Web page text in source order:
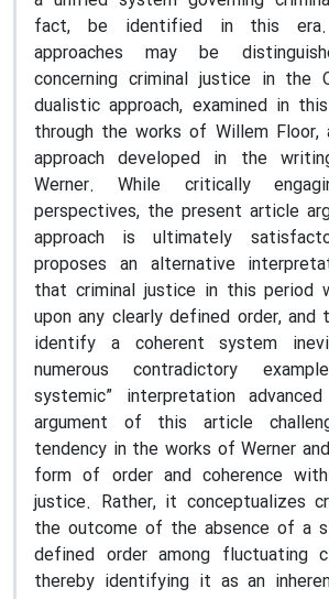
fact, be identified in this era.
approaches may be
concerning criminal justice in the
dualistic approach, examined in
through the works of Willem Floor,
approach developed in the
Werner. While critically
perspectives, the present article
approach is ultimately
proposes an alternative
that criminal justice in this period
upon any clearly defined order,
identify a coherent system
numerous contradictory
systemic” interpretation
argument of this article
tendency in the works of Werner
form of order and coherence
justice. Rather, it conceptualizes
the outcome of the absence of a
defined order among fluctuating
thereby identifying it as an